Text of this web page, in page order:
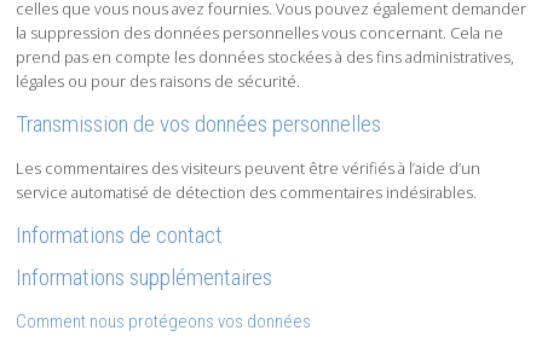
celles que vous nous avez fournies. Vous pouvez également demander
la suppression des données personnelles vous concernant. Cela ne
prend pas en compte les données stockées à des fins administratives,
légales ou pour des raisons de sécurité.
Transmission de vos données personnelles
Les commentaires des visiteurs peuvent être vérifiés à l’aide d’un
service automatisé de détection des commentaires indésirables.
Informations de contact
Informations supplémentaires
Comment nous protégeons vos données